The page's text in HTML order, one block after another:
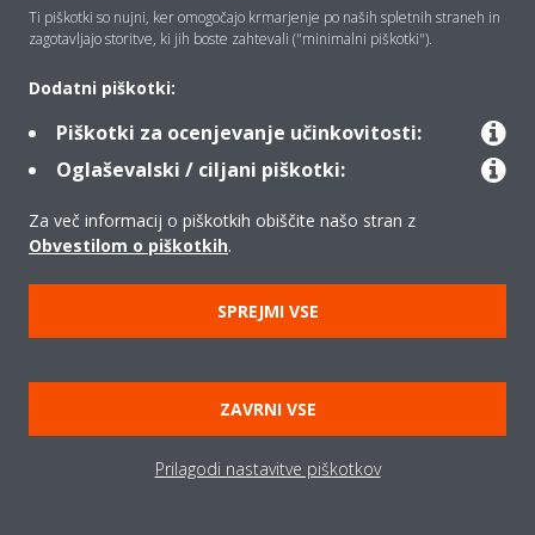
osebnim željam.
ODKRIJTE VEČ O RAZPOLOŽLJIVIH MOŽNOSTIH
Pravno obvestilo
Obvestilo o piškotkih
Ti piškotki so nujni, ker omogočajo krmarjenje po naših spletnih straneh in
zagotavljajo storitve, ki jih boste zahtevali ("minimalni piškotki").
Dodatni piškotki:
Piškotki za ocenjevanje učinkovitosti:
Oglaševalski / ciljani piškotki:
Za več informacij o piškotkih obiščite našo stran z
Obvestilom o piškotkih.
SPREJMI VSE
ZAVRNI VSE
Prilagodi nastavitve piškotkov